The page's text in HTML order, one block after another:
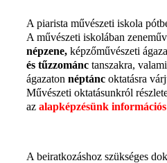
A piarista művészeti iskola
A művészeti iskolában
népzene, képzőművészeti
és tűzzománc tanszakra,
ágazaton néptánc oktatásra
Művészeti oktatásunkról
az alapképzésünk
A beiratkozáshoz szükséges